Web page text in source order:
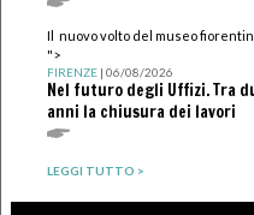
Il nuovo volto del museo
">
FIRENZE| 06/08/2026
Nel futuro degli Uffizi. Tra
anni la chiusura dei lavori
LEGGI TUTTO >